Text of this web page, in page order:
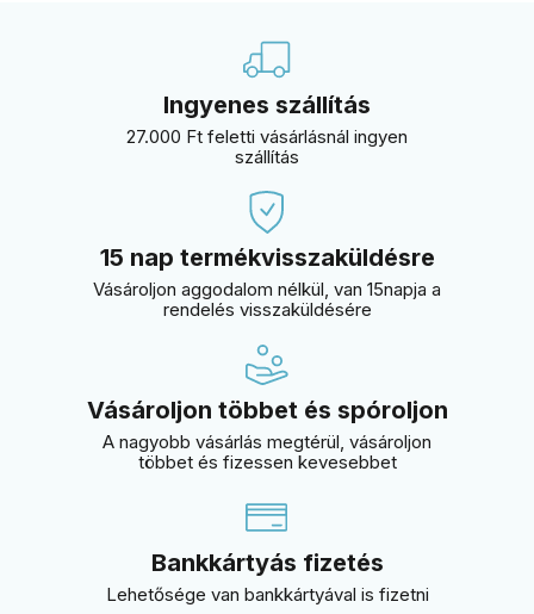
Ingyenes szállítás
27.000 Ft feletti vásárlásnál ingyen
szállítás
15 nap termékvisszaküldésre
Vásároljon aggodalom nélkül, van 15napja a
rendelés visszaküldésére
Vásároljon többet és spóroljon
A nagyobb vásárlás megtérül, vásároljon
többet és fizessen kevesebbet
Bankkártyás fizetés
Lehetősége van bankkártyával is fizetni